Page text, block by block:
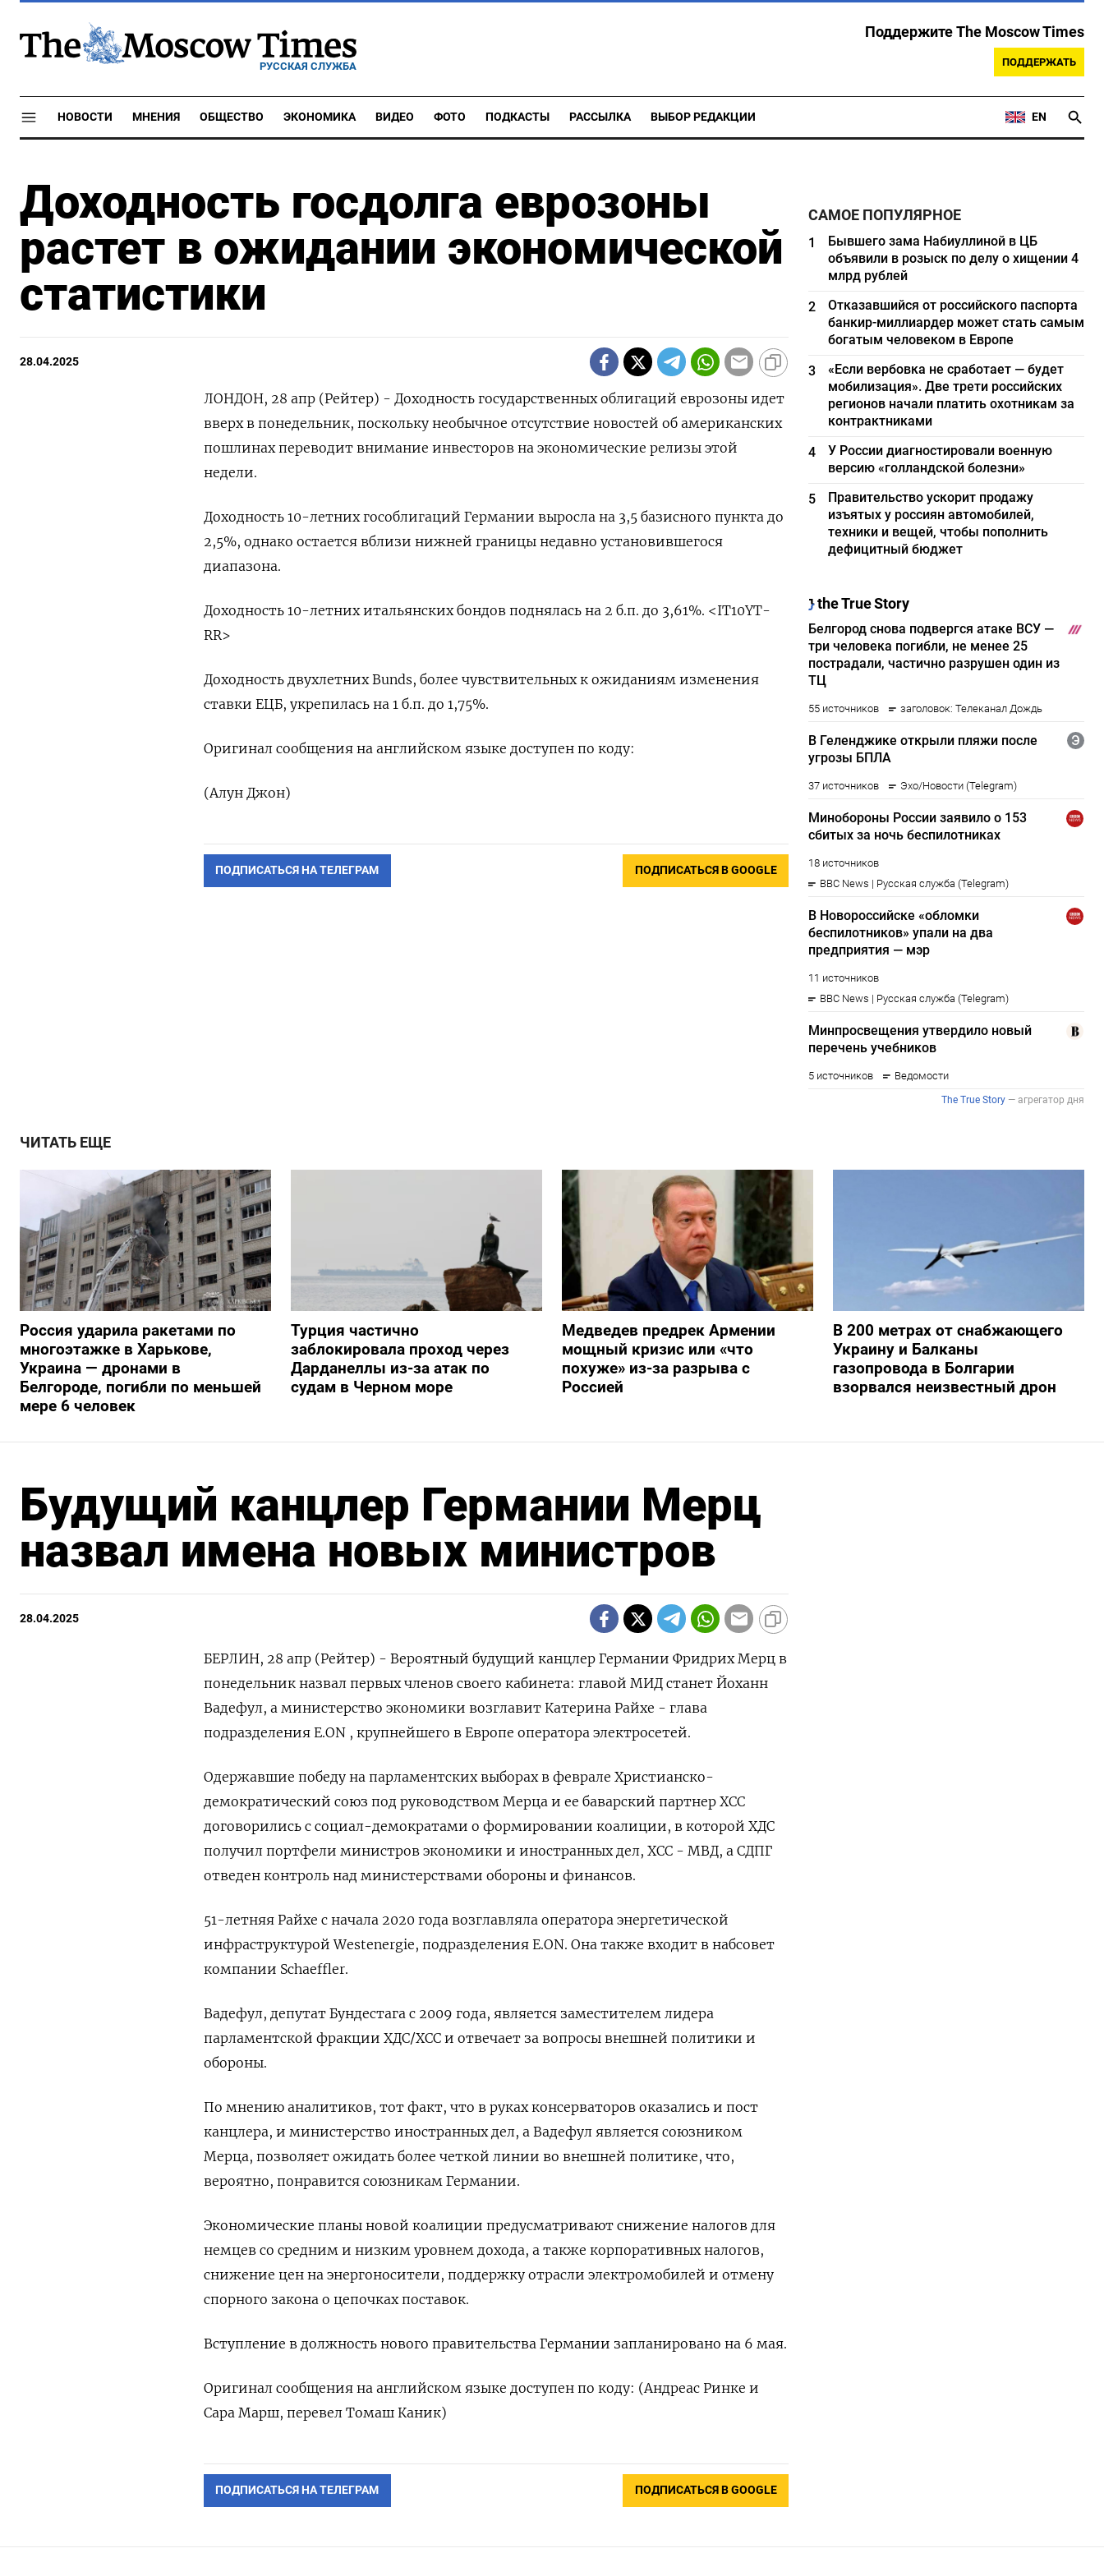
РУССКАЯ СЛУЖБА
Поддержите The Moscow Times
ПОДДЕРЖАТЬ
НОВОСТИ МНЕНИЯ ОБЩЕСТВО ЭКОНОМИКА ВИДЕО ФОТО ПОДКАСТЫ РАССЫЛКА ВЫБОР РЕДАКЦИИ EN
Доходность госдолга еврозоны
растет в ожидании экономической
статистики
28.04.2025
ЛОНДОН, 28 апр (Рейтер) - Доходность государственных облигаций еврозоны идет
вверх в понедельник, поскольку необычное отсутствие новостей об американских
пошлинах переводит внимание инвесторов на экономические релизы этой
недели.
Доходность 10-летних гособлигаций Германии выросла на 3,5 базисного пункта до
2,5%, однако остается вблизи нижней границы недавно установившегося
диапазона.
Доходность 10-летних итальянских бондов поднялась на 2 б.п. до 3,61%. <IT10YT-
RR>
Доходность двухлетних Bunds, более чувствительных к ожиданиям изменения
ставки ЕЦБ, укрепилась на 1 б.п. до 1,75%.
Оригинал сообщения на английском языке доступен по коду:
(Алун Джон)
ПОДПИСАТЬСЯ НА ТЕЛЕГРАМ ПОДПИСАТЬСЯ В GOOGLE
САМОЕ ПОПУЛЯРНОЕ
1
Бывшего зама Набиуллиной в ЦБ
объявили в розыск по делу о хищении 4
млрд рублей
2
Отказавшийся от российского паспорта
банкир-миллиардер может стать самым
богатым человеком в Европе
3
«Если вербовка не сработает — будет
мобилизация». Две трети российских
регионов начали платить охотникам за
контрактниками
4
У России диагностировали военную
версию «голландской болезни»
5
Правительство ускорит продажу
изъятых у россиян автомобилей,
техники и вещей, чтобы пополнить
дефицитный бюджет
ЧИТАТЬ ЕЩЕ
Россия ударила ракетами по
многоэтажке в Харькове,
Украина — дронами в
Белгороде, погибли по меньшей
мере 6 человек
Турция частично
заблокировала проход через
Дарданеллы из-за атак по
судам в Черном море
Медведев предрек Армении
мощный кризис или «что
похуже» из-за разрыва с
Россией
В 200 метрах от снабжающего
Украину и Балканы
газопровода в Болгарии
взорвался неизвестный дрон
Будущий канцлер Германии Мерц
назвал имена новых министров
28.04.2025
БЕРЛИН, 28 апр (Рейтер) - Вероятный будущий канцлер Германии Фридрих Мерц в
понедельник назвал первых членов своего кабинета: главой МИД станет Йоханн
Вадефул, а министерство экономики возглавит Катерина Райхе - глава
подразделения E.ON , крупнейшего в Европе оператора электросетей.
Одержавшие победу на парламентских выборах в феврале Христианско-
демократический союз под руководством Мерца и ее баварский партнер ХСС
договорились с социал-демократами о формировании коалиции, в которой ХДС
получил портфели министров экономики и иностранных дел, ХСС - МВД, а СДПГ
отведен контроль над министерствами обороны и финансов.
51-летняя Райхе с начала 2020 года возглавляла оператора энергетической
инфраструктурой Westenergie, подразделения E.ON. Она также входит в набсовет
компании Schaeffler.
Вадефул, депутат Бундестага с 2009 года, является заместителем лидера
парламентской фракции ХДС/ХСС и отвечает за вопросы внешней политики и
обороны.
По мнению аналитиков, тот факт, что в руках консерваторов оказались и пост
канцлера, и министерство иностранных дел, а Вадефул является союзником
Мерца, позволяет ожидать более четкой линии во внешней политике, что,
вероятно, понравится союзникам Германии.
Экономические планы новой коалиции предусматривают снижение налогов для
немцев со средним и низким уровнем дохода, а также корпоративных налогов,
снижение цен на энергоносители, поддержку отрасли электромобилей и отмену
спорного закона о цепочках поставок.
Вступление в должность нового правительства Германии запланировано на 6 мая.
Оригинал сообщения на английском языке доступен по коду: (Андреас Ринке и
Сара Марш, перевел Томаш Каник)
ПОДПИСАТЬСЯ НА ТЕЛЕГРАМ ПОДПИСАТЬСЯ В GOOGLE